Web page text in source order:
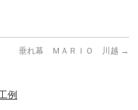
垂れ幕 ＭＡＲＩＯ 川越 →